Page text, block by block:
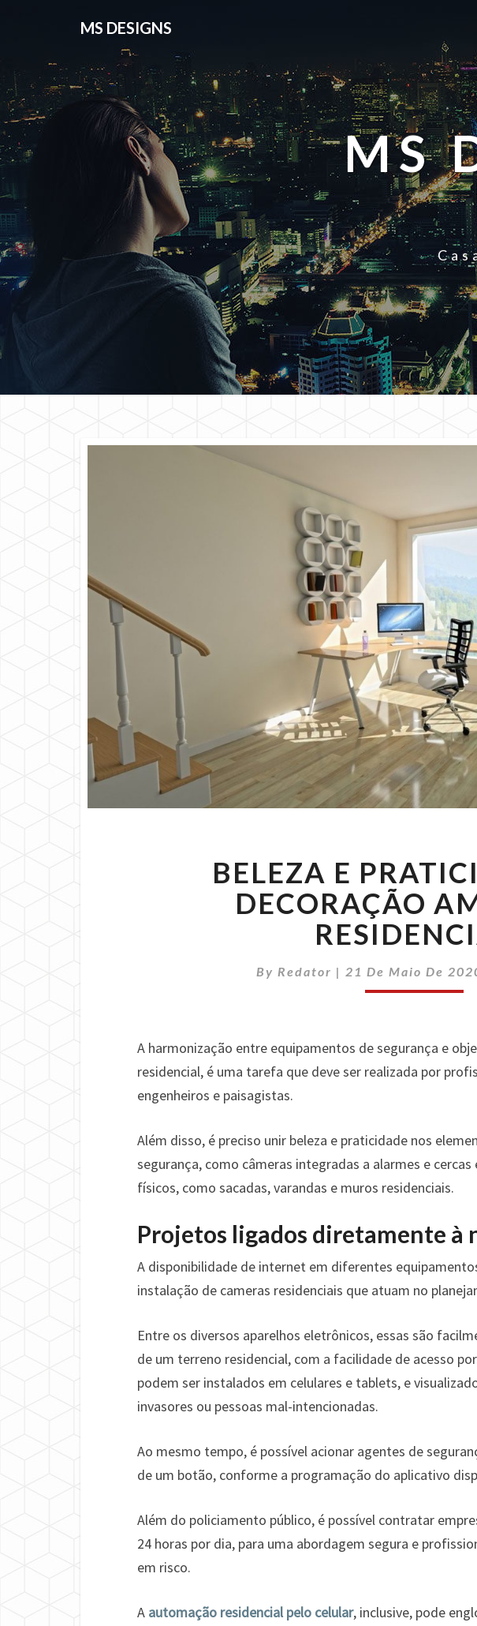
MS DESIGNS
MS
E
NA
BELEZA E
DECORAÇÃO
By Redator | 21 De Maio De
A harmonização entre equipamentos de segurança e
residencial, é uma tarefa que deve ser realizada por
engenheiros e paisagistas.
Além disso, é preciso unir beleza e praticidade nos
segurança, como câmeras integradas a alarmes e
físicos, como sacadas, varandas e muros residenciais.
Projetos ligados diretamente à
A disponibilidade de internet em diferentes
instalação de cameras residenciais que atuam no
Entre os diversos aparelhos eletrônicos, essas são
de um terreno residencial, com a facilidade de acesso
podem ser instalados em celulares e tablets, e
invasores ou pessoas mal-intencionadas.
Ao mesmo tempo, é possível acionar agentes de
de um botão, conforme a programação do aplicativo
Além do policiamento público, é possível contratar
24 horas por dia, para uma abordagem segura e
em risco.
A automação residencial pelo celular, inclusive, pode